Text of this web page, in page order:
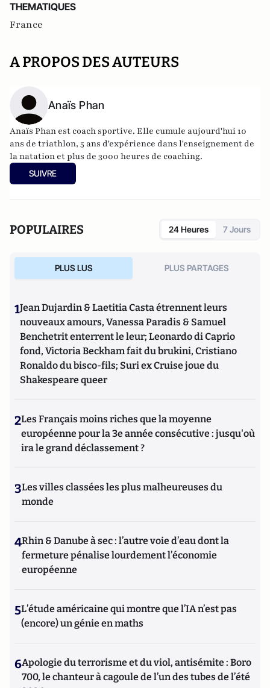
THEMATIQUES
France
A PROPOS DES AUTEURS
Anaïs Phan
Anaïs Phan est coach sportive. Elle cumule aujourd'hui 10
ans de triathlon, 5 ans d'expérience dans l'enseignement de
la natation et plus de 3000 heures de coaching.
SUIVRE
POPULAIRES 24 Heures 7 Jours
PLUS LUS PLUS PARTAGES
1Jean Dujardin & Laetitia Casta étrennent leurs
nouveaux amours, Vanessa Paradis & Samuel
Benchetrit enterrent le leur; Leonardo di Caprio
fond, Victoria Beckham fait du brukini, Cristiano
Ronaldo du bisco-fils; Suri ex Cruise joue du
Shakespeare queer
2Les Français moins riches que la moyenne
européenne pour la 3e année consécutive : jusqu'où
ira le grand déclassement ?
3Les villes classées les plus malheureuses du
monde
4Rhin & Danube à sec : l’autre voie d’eau dont la
fermeture pénalise lourdement l’économie
européenne
5L’étude américaine qui montre que l’IA n’est pas
(encore) un génie en maths
6Apologie du terrorisme et du viol, antisémite : Boro
700, le chanteur à cagoule de l’un des tubes de l’été